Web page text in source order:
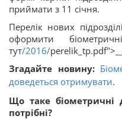
приймати з 11 січня.
Перелік нових
оформити
тут/2016/perelik_tp.pdf">___
Згадайте новину:
доведеться отримувати.
Що таке біометричні
потрібні?